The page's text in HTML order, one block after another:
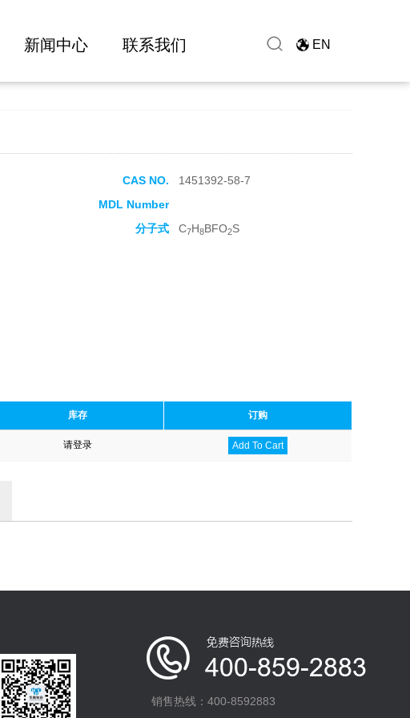
新闻中心 联系我们 EN
CAS NO.
1451392-58-7
MDL Number
分子式 C7H8BFO2S
库存 订购
请登录 Add To Cart
销售热线：400-8592883